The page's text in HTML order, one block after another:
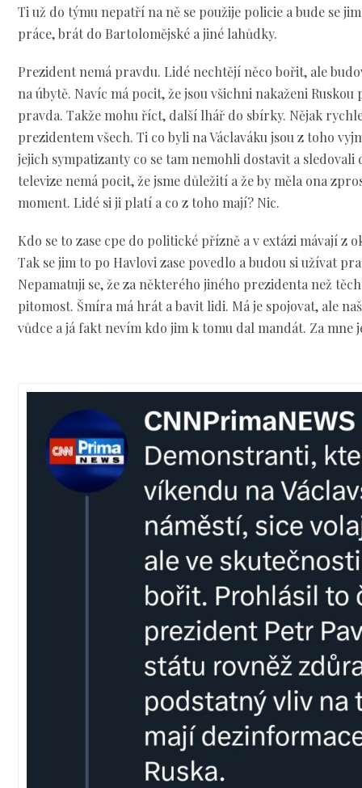
Ti už do týmu nepatří na ně se použije policie a bude se
práce, brát do Bartolomějské a jiné lahůdky.
Prezident nemá pravdu. Lidé nechtějí něco bořit, ale
na úbytě. Navíc má pocit, že jsou všichni nakaženi
pravda. Takže mohu říct, další lhář do sbírky. Nějak
prezidentem všech. Ti co byli na Václaváku jsou z toho
jejich sympatizanty co se tam nemohli dostavit a
televize nemá pocit, že jsme důležití a že by měla ona
moment. Lidé si ji platí a co z toho mají? Nic.
Kdo se to zase cpe do politické přízně a v extázi mávají z
Tak se jim to po Havlovi zase povedlo a budou si užívat
Nepamatuji se, že za některého jiného prezidenta než
pitomost. Šmíra má hrát a bavit lidi. Má je spojovat, ale
vůdce a já fakt nevím kdo jim k tomu dal mandát. Za mne